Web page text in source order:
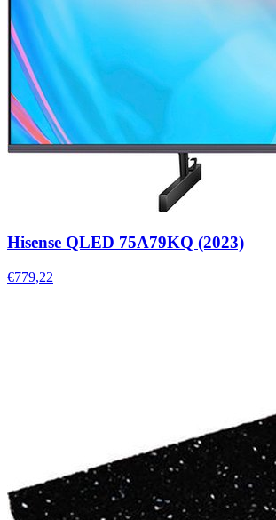
Hisense QLED 75A79KQ (2023)
€779,22